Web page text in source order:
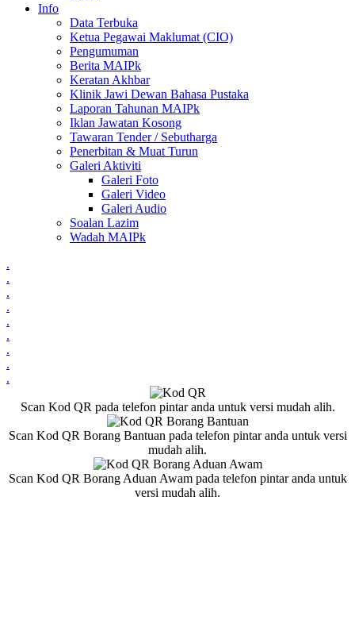
Info
Data Terbuka
Ketua Pegawai Maklumat (CIO)
Pengumuman
Berita MAIPk
Keratan Akhbar
Klinik Jawi Dewan Bahasa Pustaka
Laporan Tahunan MAIPk
Iklan Jawatan Kosong
Tawaran Tender / Sebutharga
Penerbitan & Muat Turun
Galeri Aktiviti
Galeri Foto
Galeri Video
Galeri Audio
Soalan Lazim
Wadah MAIPk
.
.
.
.
.
.
.
.
.
Scan Kod QR pada telefon pintar anda untuk versi mudah alih.
Scan Kod QR Borang Bantuan pada telefon pintar anda untuk versi
mudah alih.
Scan Kod QR Borang Aduan Awam pada telefon pintar anda untuk
versi mudah alih.